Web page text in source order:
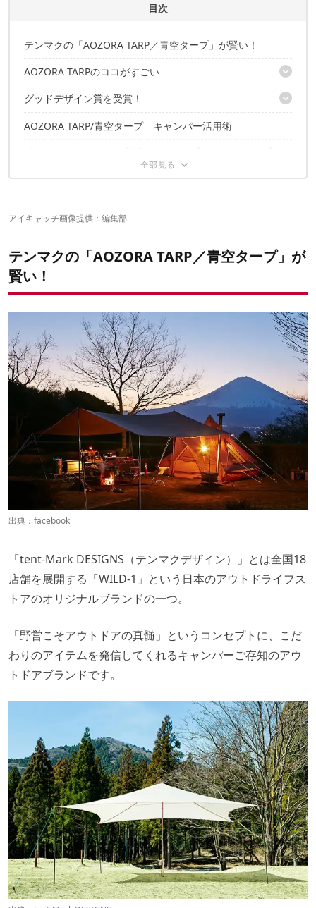
目次
テンマクの「AOZORA TARP／青空タープ」が賢い！
AOZORA TARPのココがすごい
美しい曲線、風に強い構造
雨だまりに強い構造
グッドデザイン賞を受賞！
「審査員の評価」
AOZORA TARP/青空タープ キャンパー活用術
アイキャッチ画像提供：編集部
テンマクの「AOZORA TARP／青空タープ」が
賢い！
出典： facebook
「tent-Mark DESIGNS（テンマクデザイン）」とは全国18
店舗を展開する「WILD-1」という日本のアウトドライフス
トアのオリジナルブランドの一つ。
「野営こそアウトドアの真髄」というコンセプトに、こだ
わりのアイテムを発信してくれるキャンパーご存知のアウ
トドアブランドです。